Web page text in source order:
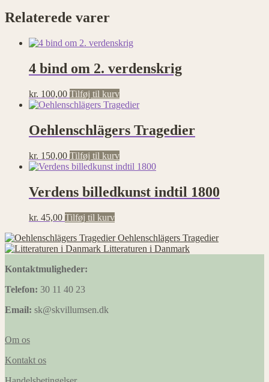
Relaterede varer
4 bind om 2. verdenskrig
kr. 100,00 Tilføj til kurv
Oehlenschlägers Tragedier
kr. 150,00 Tilføj til kurv
Verdens billedkunst indtil 1800
kr. 45,00 Tilføj til kurv
Oehlenschlägers Tragedier
Litteraturen i Danmark
Kontaktmuligheder:
Telefon: 30 11 40 23
Email: sk@skvillumsen.dk
Om os
Kontakt os